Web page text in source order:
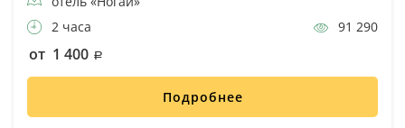
2 часа
91 290
от 1 400
Подробнее